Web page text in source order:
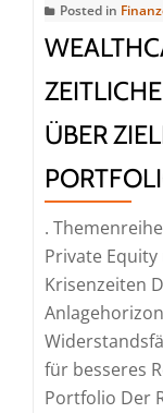
Posted in
ÜBER
.
Private
Krisenzeiten
für besseres
Portfolio Der